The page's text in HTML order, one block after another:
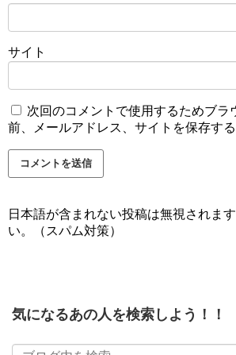
サイト
次回のコメントで使用するためブラ
前、メールアドレス、サイトを保存する
日本語が含まれない投稿は無視されま
い。（スパム対策）
気になるあの人を検索しよう！！